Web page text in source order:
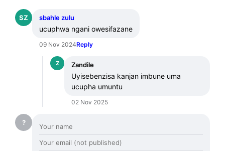
SZ sbahle zulu
ucuphwa ngani owesifazane
09 Nov 2024Reply
Z Zandile
Uyisebenzisa kanjan imbune uma
ucupha umuntu
02 Nov 2025
?